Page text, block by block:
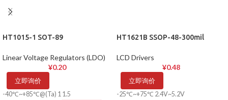
HT1015-1 SOT-89
Linear Voltage Regulators (LDO)
¥0.20
立即询价
-40℃~+85℃@(Ta) 1 1.5
HT1621B SSOP-48-300mil
LCD Drivers
¥0.48
立即询价
-25℃~+75℃ 2.4V~5.2V